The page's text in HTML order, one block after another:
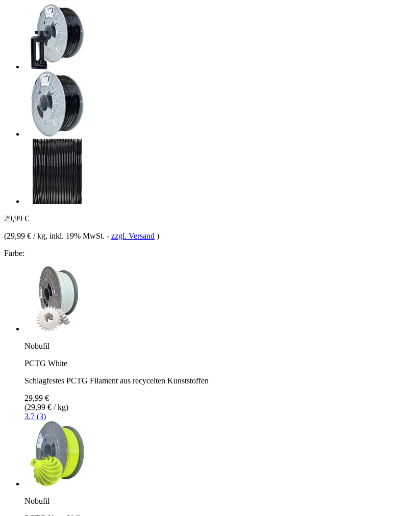
29,99 €
(29,99 € / kg, inkl. 19% MwSt. - zzgl. Versand )
Farbe:
Nobufil
PCTG White
Schlagfestes PCTG Filament aus recycelten Kunststoffen
29,99 €
(29,99 € / kg)
3.7 (3)
Nobufil